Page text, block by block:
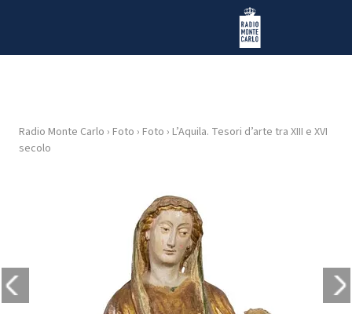
Radio Monte Carlo
HOME
Radio Monte Carlo › Foto › Foto › L’Aquila. Tesori d’arte tra XIII e XVI
secolo